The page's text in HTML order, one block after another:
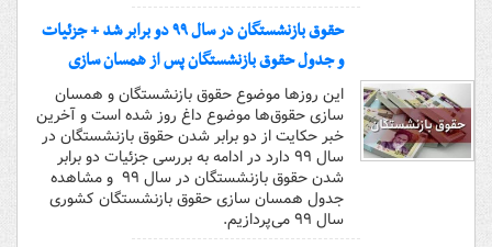
حقوق بازنشستگان در سال ۹۹ دو برابر شد + جزئیات
و جدول حقوق بازنشستگان پس از همسان سازی
این روز‌ها موضوع حقوق بازنشستگان و همسان
سازی حقوق‌ها موضوع داغ روز شده است و آخرین
خبر حکایت از دو برابر شدن حقوق بازنشستگان در
سال ۹۹ دارد در ادامه به بررسی جزئیات دو برابر
شدن حقوق بازنشستگان در سال ۹۹ و مشاهده
جدول همسان سازی حقوق بازنشستگان کشوری
سال ۹۹ می‌پردازیم.